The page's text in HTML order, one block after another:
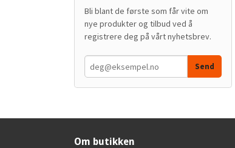
Bli blant de første som får vite om
nye produkter og tilbud ved å
registrere deg på vårt nyhetsbrev.
Om butikken